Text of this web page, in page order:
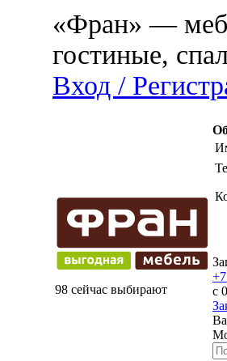
«Фран» —
гостиные,
Вход /
98 сейчас выбирают
с